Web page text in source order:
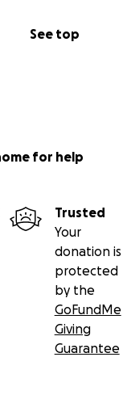
See top
for help
Trusted
Your
donation is
protected
by the
GoFundMe
Giving
Guarantee